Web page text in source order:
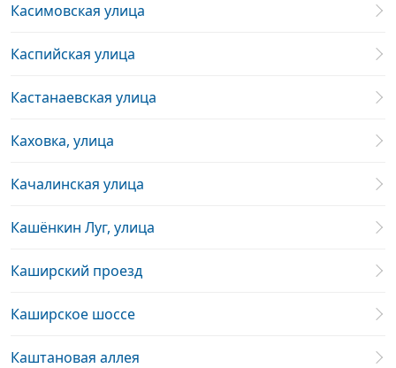
Касимовская улица
Каспийская улица
Кастанаевская улица
Каховка, улица
Качалинская улица
Кашёнкин Луг, улица
Каширский проезд
Каширское шоссе
Каштановая аллея